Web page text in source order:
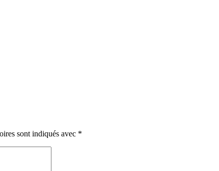
sont indiqués avec *